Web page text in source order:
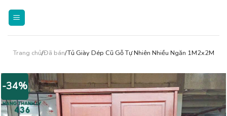
Trang chủ/Đã bán/Tủ Giày Dép Cũ Gỗ Tự Nhiên Nhiều Ngăn 1M2x2M
-34%